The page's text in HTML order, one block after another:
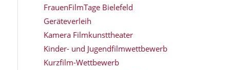
FrauenFilmTage Bielefeld
Geräteverleih
Kamera Filmkunsttheater
Kinder- und Jugendfilmwettbewerb
Kurzfilm-Wettbewerb